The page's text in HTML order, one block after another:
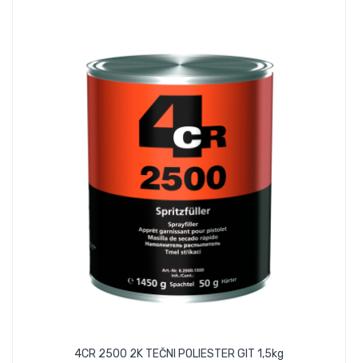
4CR 2500 2K TEČNI POLIESTER GIT 1,5kg